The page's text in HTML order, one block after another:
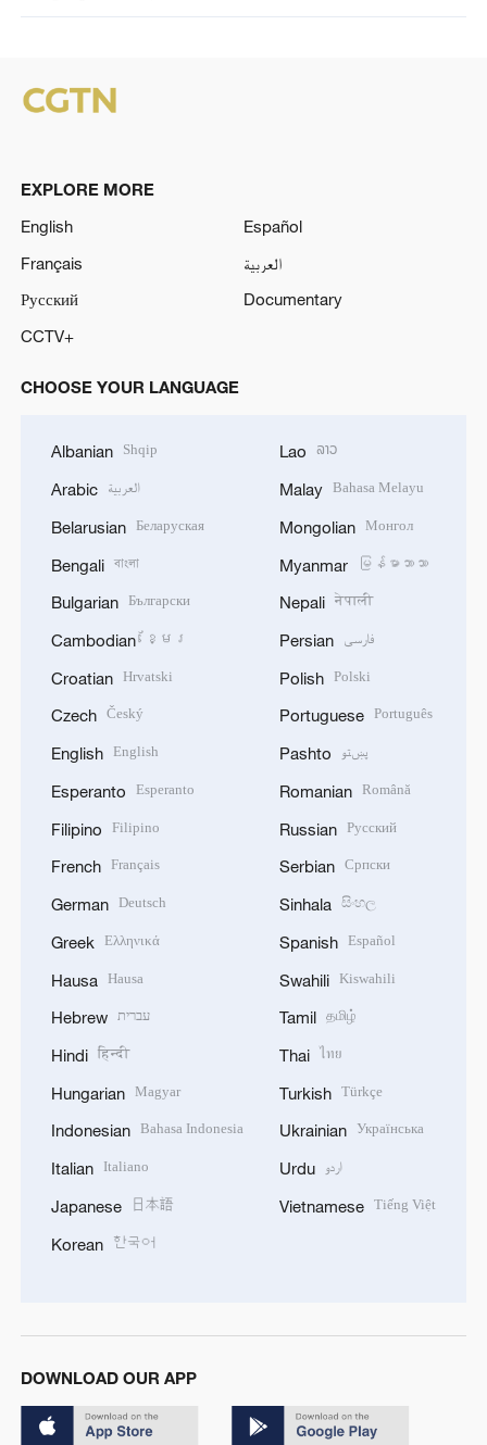
EXPLORE MORE
English
Español
Français
العربية
Русский
Documentary
CCTV+
CHOOSE YOUR LANGUAGE
Albanian Shqip
Arabic العربية
Belarusian Беларуская
Bengali বাংলা
Bulgarian Български
Cambodian ខ្មែរ
Croatian Hrvatski
Czech Český
English English
Esperanto Esperanto
Filipino Filipino
French Français
German Deutsch
Greek Ελληνικά
Hausa Hausa
Hebrew עברית
Hindi हिन्दी
Hungarian Magyar
Indonesian Bahasa Indonesia
Italian Italiano
Japanese 日本語
Korean 한국어
Lao ລາວ
Malay Bahasa Melayu
Mongolian Монгол
Myanmar မြန်မာဘာသာ
Nepali नेपाली
Persian فارسی
Polish Polski
Portuguese Português
Pashto پښتو
Romanian Română
Russian Русский
Serbian Српски
Sinhala සිංහල
Spanish Español
Swahili Kiswahili
Tamil தமிழ்
Thai ไทย
Turkish Türkçe
Ukrainian Українська
Urdu اردو
Vietnamese Tiếng Việt
DOWNLOAD OUR APP